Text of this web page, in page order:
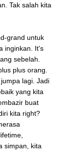
Tak salah kita
grand untuk
inginkan. It's
sebelah.
plus orang.
lagi. Jadi
yang kita
buat
kita right?
simpan, kita